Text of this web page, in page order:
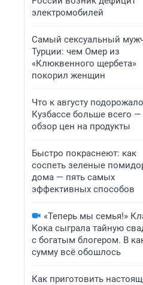
электромобилей
Самый сексуальный
Турции: чем Омер из
«Клюквенного щербета»
покорил женщин
Что к августу
Кузбассе больше всего —
обзор цен на продукты
Быстро покраснеют: как
соспеть зеленые
дома — пять самых
эффективных способов
«Теперь мы семья!»
Кока сыграла тайную
с богатым блогером. В
сумму всё обошлось
Как приготовить